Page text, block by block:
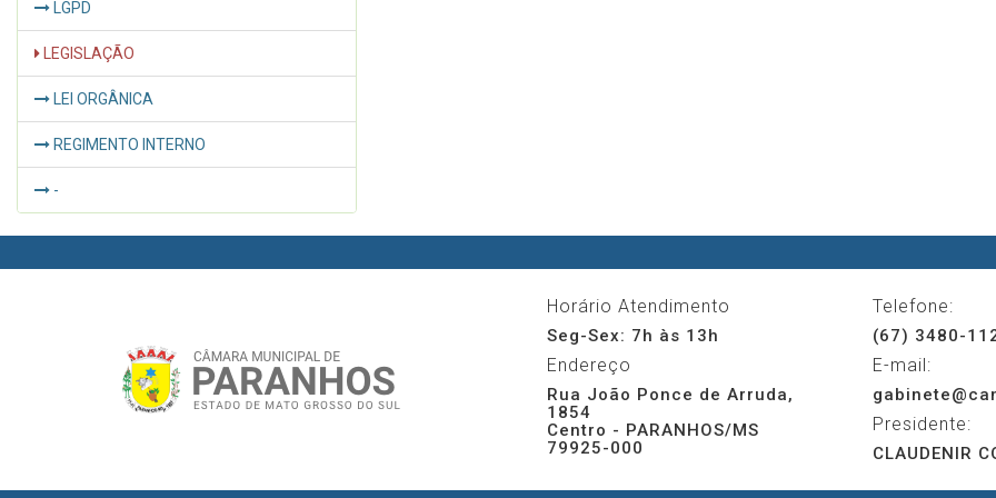
LGPD
LEGISLAÇÃO
LEI ORGÂNICA
REGIMENTO INTERNO
-
Horário Atendimento
Seg-Sex: 7h às 13h
Endereço
Rua João Ponce de Arruda,
1854
Centro - PARANHOS/MS
79925-000
Telefone:
(67) 3480-
E-mail:
Presidente:
CLAUDENIR